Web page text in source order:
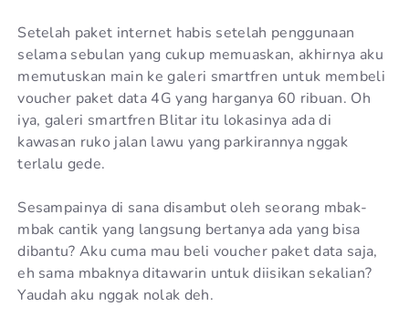
Setelah paket internet habis setelah penggunaan
selama sebulan yang cukup memuaskan, akhirnya aku
memutuskan main ke galeri smartfren untuk membeli
voucher paket data 4G yang harganya 60 ribuan. Oh
iya, galeri smartfren Blitar itu lokasinya ada di
kawasan ruko jalan lawu yang parkirannya nggak
terlalu gede.
Sesampainya di sana disambut oleh seorang mbak-
mbak cantik yang langsung bertanya ada yang bisa
dibantu? Aku cuma mau beli voucher paket data saja,
eh sama mbaknya ditawarin untuk diisikan sekalian?
Yaudah aku nggak nolak deh.